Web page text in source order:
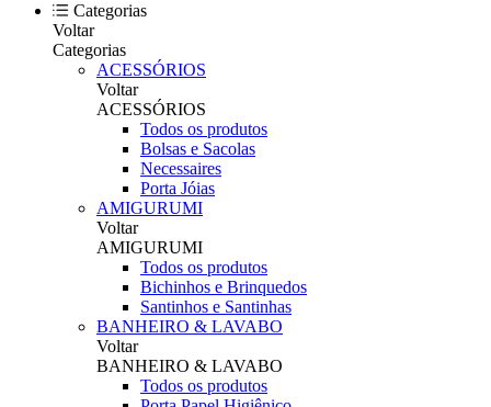
Categorias
Voltar
Categorias
ACESSÓRIOS
Voltar
ACESSÓRIOS
Todos os produtos
Bolsas e Sacolas
Necessaires
Porta Jóias
AMIGURUMI
Voltar
AMIGURUMI
Todos os produtos
Bichinhos e Brinquedos
Santinhos e Santinhas
BANHEIRO & LAVABO
Voltar
BANHEIRO & LAVABO
Todos os produtos